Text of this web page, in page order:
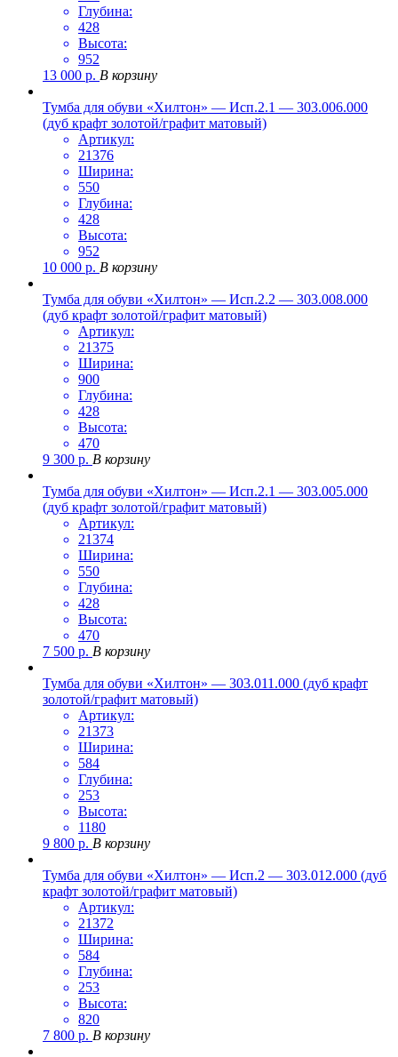
Глубина:
428
Высота:
952
13 000 р. В корзину
Тумба для обуви «Хилтон» — Исп.2.1 — 303.006.000
(дуб крафт золотой/графит матовый)
Артикул:
21376
Ширина:
550
Глубина:
428
Высота:
952
10 000 р. В корзину
Тумба для обуви «Хилтон» — Исп.2.2 — 303.008.000
(дуб крафт золотой/графит матовый)
Артикул:
21375
Ширина:
900
Глубина:
428
Высота:
470
9 300 р. В корзину
Тумба для обуви «Хилтон» — Исп.2.1 — 303.005.000
(дуб крафт золотой/графит матовый)
Артикул:
21374
Ширина:
550
Глубина:
428
Высота:
470
7 500 р. В корзину
Тумба для обуви «Хилтон» — 303.011.000 (дуб крафт
золотой/графит матовый)
Артикул:
21373
Ширина:
584
Глубина:
253
Высота:
1180
9 800 р. В корзину
Тумба для обуви «Хилтон» — Исп.2 — 303.012.000 (дуб
крафт золотой/графит матовый)
Артикул:
21372
Ширина:
584
Глубина:
253
Высота:
820
7 800 р. В корзину